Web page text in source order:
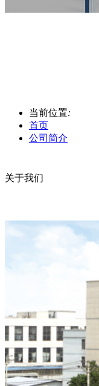
当前位置:
首页
公司简介
关于我们